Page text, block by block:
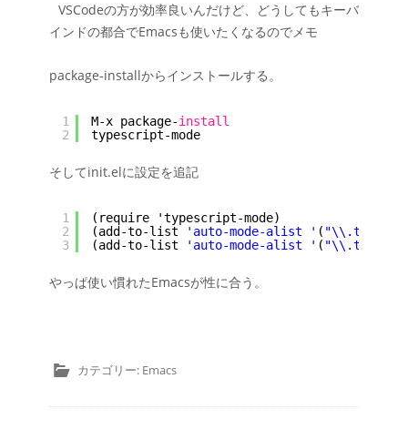
VSCodeの方が効率良いんだけど、どうしてもキーバ
インドの都合でEmacsも使いたくなるのでメモ
package-installからインストールする。
1
2
M-x package-install
typescript-mode
そしてinit.elに設定を追記
1
2
3
(require 'typescript-mode)
(add-to-list
'auto-mode-alist ' ( "\\.ts\\'"
(add-to-list
'auto-mode-alist ' ( "\\.tsx\\'"
やっぱ使い慣れたEmacsが性に合う。
カテゴリー: Emacs